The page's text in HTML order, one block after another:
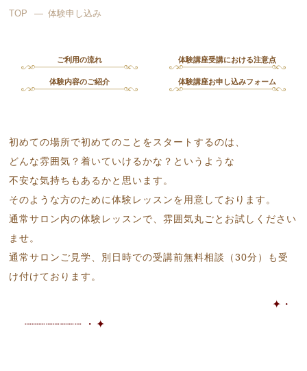
TOP 体験申し込み
ご利用の流れ 体験講座受講における注意点
体験内容のご紹介 体験講座お申し込みフォーム
初めての場所で初めてのことをスタートするのは、
どんな雰囲気？着いていけるかな？というような
不安な気持ちもあるかと思います。
そのような方のために体験レッスンを用意しております。
通常サロン内の体験レッスンで、雰囲気丸ごとお試しください
ませ。
通常サロンご見学、別日時での受講前無料相談（30分）も受
け付けております。
✦・
┈┈┈┈┈┈┈┈ ・✦